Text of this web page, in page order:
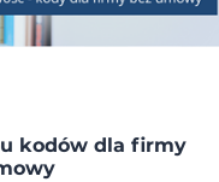
kodów dla firmy